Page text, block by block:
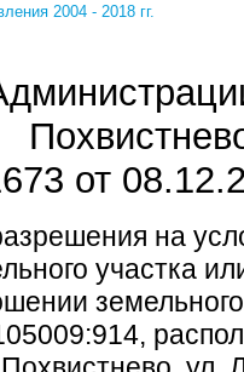
2004 - 2018 гг.
от
на
участка